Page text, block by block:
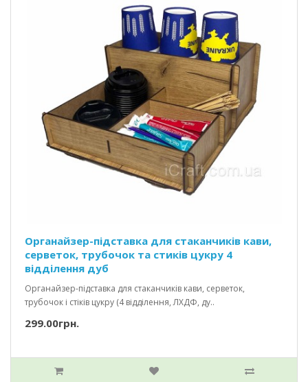
Органайзер-підставка для стаканчиків кави,
серветок, трубочок та стиків цукру 4
відділення дуб
Органайзер-підставка для стаканчиків кави, серветок,
трубочок і стіків цукру (4 відділення, ЛХДФ, ду..
299.00грн.